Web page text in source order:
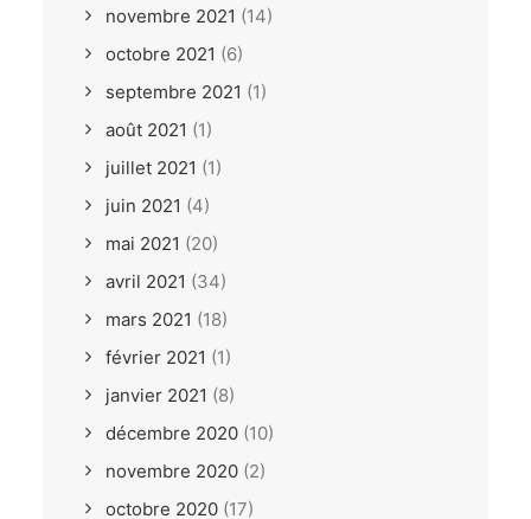
novembre 2021 (14)
octobre 2021 (6)
septembre 2021 (1)
août 2021 (1)
juillet 2021 (1)
juin 2021 (4)
mai 2021 (20)
avril 2021 (34)
mars 2021 (18)
février 2021 (1)
janvier 2021 (8)
décembre 2020 (10)
novembre 2020 (2)
octobre 2020 (17)